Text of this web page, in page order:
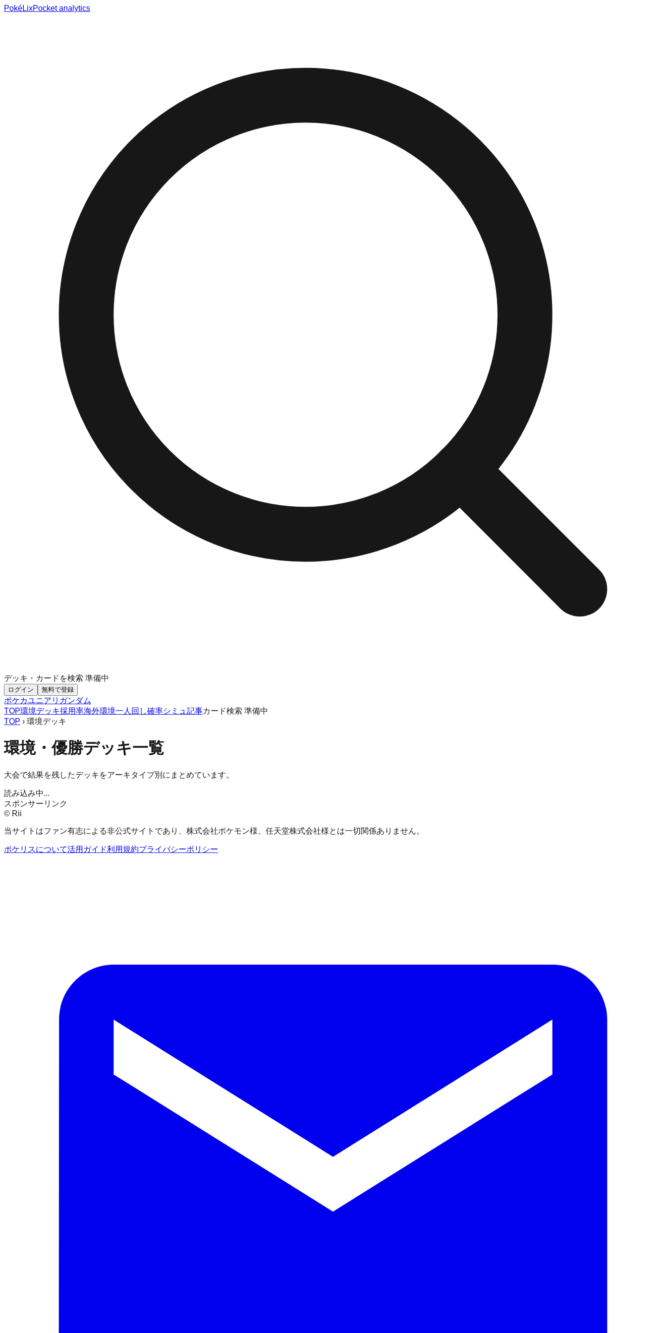
PokéLixPocket analytics
デッキ・カードを検索 準備中
ログイン 無料で登録
ポケカユニアリ ガンダム
TOP環境デッキ採用率海外環境一人回し確率シミュ 記事カード検索 準備中
TOP › 環境デッキ
環境・優勝デッキ一覧
大会で結果を残したデッキをアーキタイプ別にまとめています。
読み込み中...
スポンサーリンク
© Rii
当サイトはファン有志による非公式サイトであり、株式会社ポケモン様、任天堂株式会社様とは一切関係ありません。
ポケリスについて活用ガイド利用規約プライバシーポリシー